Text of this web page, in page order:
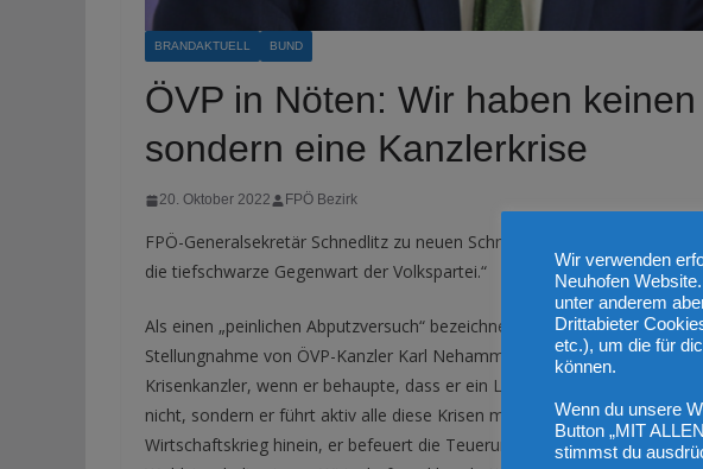
BRANDAKTUELL BUND
ÖVP in Nöten: Wir haben
sondern eine Kanzlerkrise
20. Oktober 2022 FPÖ Bezirk
FPÖ-Generalsekretär Schnedlitz zu neuen Schmid-Enthüllungen: „Dieser
die tiefschwarze Gegenwart der Volkspartei.“
Als einen „peinlichen Abputzversuch“ bezeichnete heute, Mittwoch,
Stellungnahme von ÖVP-Kanzler Karl Nehammer gegenüber der APA.
Krisenkanzler, wenn er behaupte, dass er ein Land durch die Krise zu
nicht, sondern er führt aktiv alle diese Krisen mitten in unser Land. Der
Wirtschaftskrieg hinein, er befeuert die Teuerung sowie die Energiekrise,
Wir verwenden
Neuhofen
unter anderem
Drittabieter
etc.), um die für
können.
Wenn du unsere
Button „MIT
stimmst du